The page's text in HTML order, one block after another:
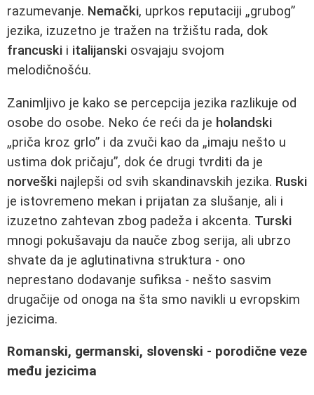
razumevanje. Nemački, uprkos reputaciji „grubog”
jezika, izuzetno je tražen na tržištu rada, dok
francuski i italijanski osvajaju svojom
melodičnošću.
Zanimljivo je kako se percepcija jezika razlikuje od
osobe do osobe. Neko će reći da je holandski
„priča kroz grlo” i da zvuči kao da „imaju nešto u
ustima dok pričaju”, dok će drugi tvrditi da je
norveški najlepši od svih skandinavskih jezika. Ruski
je istovremeno mekan i prijatan za slušanje, ali i
izuzetno zahtevan zbog padeža i akcenta. Turski
mnogi pokušavaju da nauče zbog serija, ali ubrzo
shvate da je aglutinativna struktura - ono
neprestano dodavanje sufiksa - nešto sasvim
drugačije od onoga na šta smo navikli u evropskim
jezicima.
Romanski, germanski, slovenski - porodične veze
među jezicima